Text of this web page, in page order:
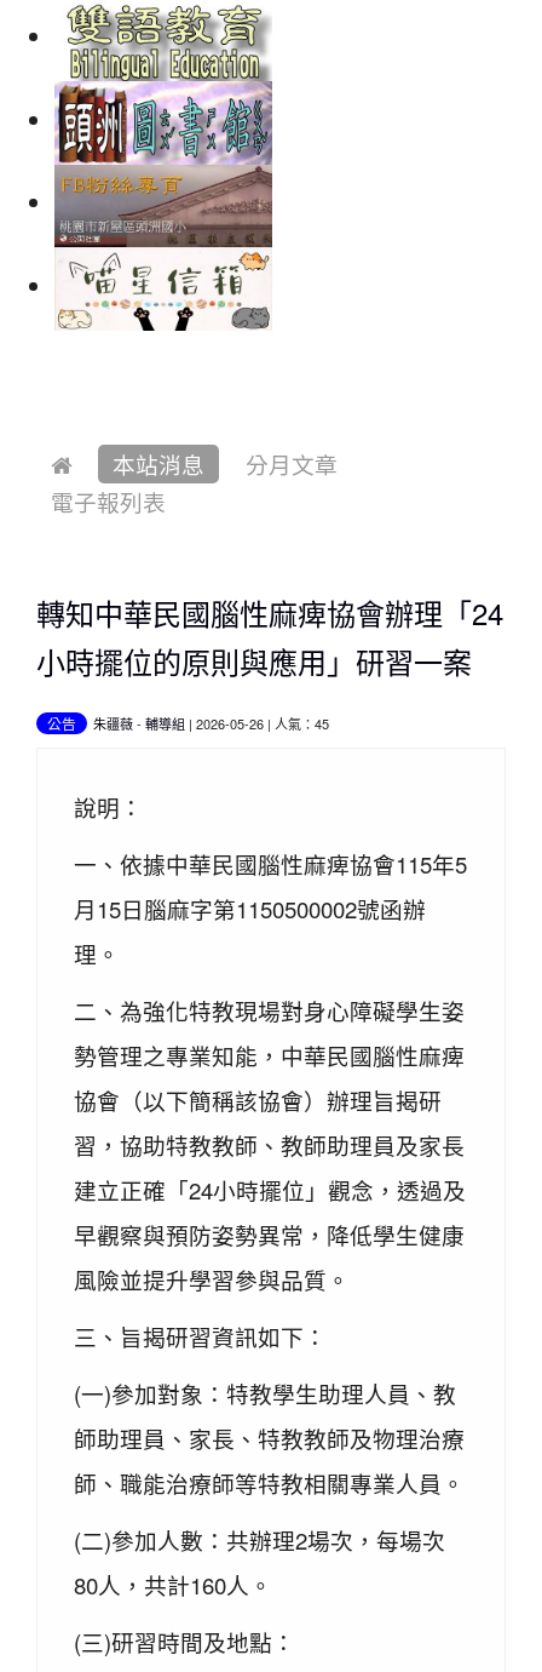
本站消息
分月文章
電子報列表
轉知中華民國腦性麻痺協會辦理「24
小時擺位的原則與應用」研習一案
公告 朱疆薇- 輔導組 | 2026-05-26 | 人氣：45
說明：
一、依據中華民國腦性麻痺協會115年5
月15日腦麻字第1150500002號函辦
理。
二、為強化特教現場對身心障礙學生姿
勢管理之專業知能，中華民國腦性麻痺
協會（以下簡稱該協會）辦理旨揭研
習，協助特教教師、教師助理員及家長
建立正確「24小時擺位」觀念，透過及
早觀察與預防姿勢異常，降低學生健康
風險並提升學習參與品質。
三、旨揭研習資訊如下：
(一)參加對象：特教學生助理人員、教
師助理員、家長、特教教師及物理治療
師、職能治療師等特教相關專業人員。
(二)參加人數：共辦理2場次，每場次
80人，共計160人。
(三)研習時間及地點：